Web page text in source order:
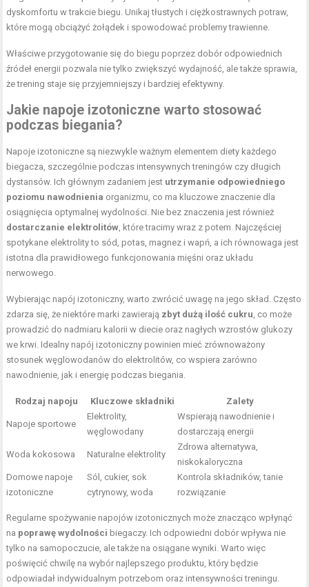
dyskomfortu w trakcie biegu. Unikaj tłustych i ciężkostrawnych potraw,
które mogą obciążyć żołądek i spowodować problemy trawienne.
Właściwe przygotowanie się do biegu poprzez dobór odpowiednich
źródeł energii pozwala nie tylko zwiększyć wydajność, ale także sprawia,
że trening staje się przyjemniejszy i bardziej efektywny.
Jakie napoje izotoniczne warto stosować
podczas biegania?
Napoje izotoniczne są niezwykle ważnym elementem diety każdego
biegacza, szczególnie podczas intensywnych treningów czy długich
dystansów. Ich głównym zadaniem jest utrzymanie odpowiedniego
poziomu nawodnienia organizmu, co ma kluczowe znaczenie dla
osiągnięcia optymalnej wydolności. Nie bez znaczenia jest również
dostarczanie elektrolitów, które tracimy wraz z potem. Najczęściej
spotykane elektrolity to sód, potas, magnez i wapń, a ich równowaga jest
istotna dla prawidłowego funkcjonowania mięśni oraz układu
nerwowego.
Wybierając napój izotoniczny, warto zwrócić uwagę na jego skład. Często
zdarza się, że niektóre marki zawierają zbyt dużą ilość cukru, co może
prowadzić do nadmiaru kalorii w diecie oraz nagłych wzrostów glukozy
we krwi. Idealny napój izotoniczny powinien mieć zrównoważony
stosunek węglowodanów do elektrolitów, co wspiera zarówno
nawodnienie, jak i energię podczas biegania.
Rodzaj napoju Kluczowe składniki Zalety
Napoje sportowe
Elektrolity,
węglowodany
Wspierają nawodnienie i
dostarczają energii
Woda kokosowa Naturalne elektrolity
Zdrowa alternatywa,
niskokaloryczna
Domowe napoje
izotoniczne
Sól, cukier, sok
cytrynowy, woda
Kontrola składników, tanie
rozwiązanie
Regularne spożywanie napojów izotonicznych może znacząco wpłynąć
na poprawę wydolności biegaczy. Ich odpowiedni dobór wpływa nie
tylko na samopoczucie, ale także na osiągane wyniki. Warto więc
poświęcić chwilę na wybór najlepszego produktu, który będzie
odpowiadał indywidualnym potrzebom oraz intensywności treningu.